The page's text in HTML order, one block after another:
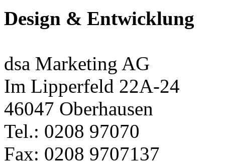
Design & Entwicklung
dsa Marketing AG
Im Lipperfeld 22A-24
46047 Oberhausen
Tel.: 0208 97070
Fax: 0208 9707137